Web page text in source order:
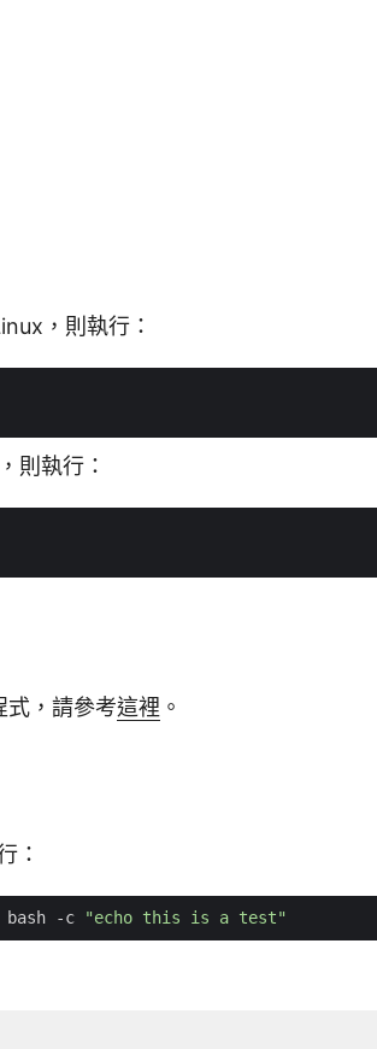
，則執行：
則執行：
式，請參考這裡 。
：
bash -c "echo this is a test"